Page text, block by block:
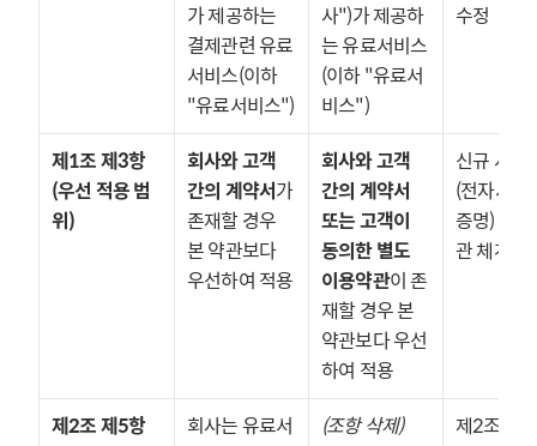
가 제공하는
결제관련 유료
서비스(이하
"유료서비스")
사")가 제공하
는 유료서비스
(이하 "유료서
비스")
수정
제1조 제3항
(우선 적용 범
위)
회사와 고객
간의 계약서가
존재할 경우
본 약관보다
우선하여 적용
회사와 고객
간의 계약서
또는 고객이
동의한 별도
이용약관이 존
재할 경우 본
약관보다 우선
하여 적용
신규 서비
(전자서명
증명) 별도
관 체계 반
제2조 제5항
회사는 유료서
(조항 삭제)
제2조 제4